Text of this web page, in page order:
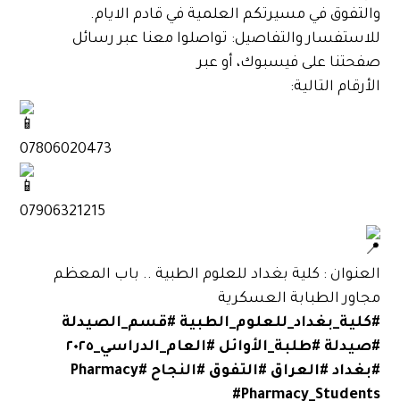
والتفوق في مسيرتكم العلمية في قادم الايام.
للاستفسار والتفاصيل: تواصلوا معنا عبر رسائل
صفحتنا على فيسبوك، أو عبر
الأرقام التالية:
‎07806020473
‎07906321215
العنوان : كلية بغداد للعلوم الطبية .. باب المعظم
مجاور الطبابة العسكرية
#كلية_بغداد_للعلوم_الطبية #قسم_الصيدلة
#صيدلة #طلبة_الأوائل #العام_الدراسي_٢٠٢٥
#بغداد #العراق #التفوق #النجاح #Pharmacy
#Pharmacy_Students